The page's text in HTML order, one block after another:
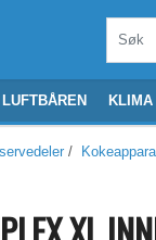
KLIMA
/